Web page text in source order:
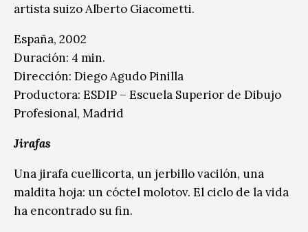
artista suizo Alberto Giacometti.
España, 2002
Duración: 4 min.
Dirección: Diego Agudo Pinilla
Productora: ESDIP – Escuela Superior de Dibujo
Profesional, Madrid
Jirafas
Una jirafa cuellicorta, un jerbillo vacilón, una
maldita hoja: un cóctel molotov. El ciclo de la vida
ha encontrado su fin.